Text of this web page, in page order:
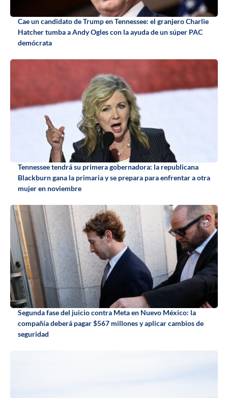
Cae un candidato de Trump en Tennessee: el granjero Charlie
Hatcher tumba a Andy Ogles con la ayuda de un súper PAC
demócrata
Tennessee tendrá su primera gobernadora: la republicana
Blackburn gana la primaria y se prepara para enfrentar a otra
mujer en noviembre
Segunda fase del juicio contra Meta en Nuevo México: la
compañía deberá pagar $567 millones y aplicar cambios de
seguridad